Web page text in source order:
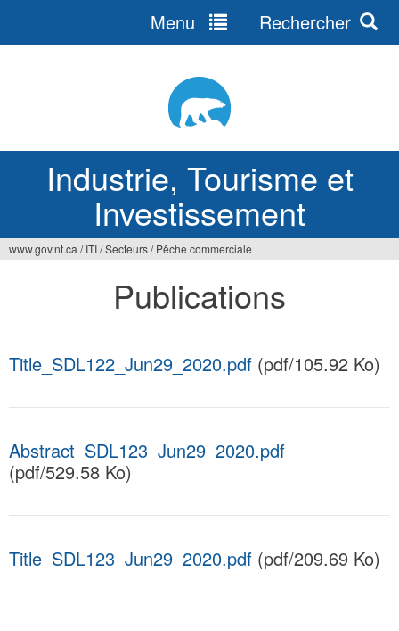
Industrie, Tourisme et
Investissement
Menu Rechercher
www.gov.nt.ca / ITI/Secteurs/ Pêche commerciale
Publications
Title_SDL122_Jun29_2020.pdf (pdf/105.92 Ko)
Abstract_SDL123_Jun29_2020.pdf
(pdf/529.58 Ko)
Title_SDL123_Jun29_2020.pdf (pdf/209.69 Ko)